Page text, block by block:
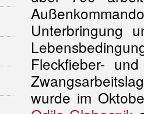
Unterbringung
Fleckfieber-
wurde im